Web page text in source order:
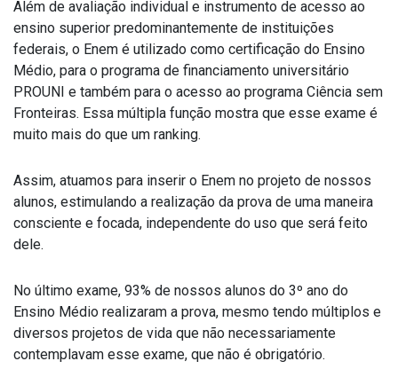
Além de avaliação individual e instrumento de acesso ao
ensino superior predominantemente de instituições
federais, o Enem é utilizado como certificação do Ensino
Médio, para o programa de financiamento universitário
PROUNI e também para o acesso ao programa Ciência sem
Fronteiras. Essa múltipla função mostra que esse exame é
muito mais do que um ranking.
Assim, atuamos para inserir o Enem no projeto de nossos
alunos, estimulando a realização da prova de uma maneira
consciente e focada, independente do uso que será feito
dele.
No último exame, 93% de nossos alunos do 3º ano do
Ensino Médio realizaram a prova, mesmo tendo múltiplos e
diversos projetos de vida que não necessariamente
contemplavam esse exame, que não é obrigatório.